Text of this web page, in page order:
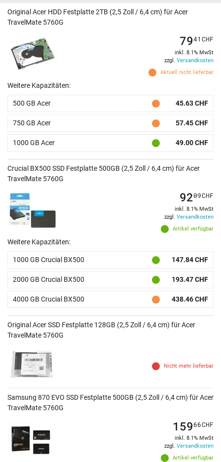
Original Acer HDD Festplatte 2TB (2,5 Zoll / 6,4 cm) für Acer
TravelMate 5760G
Aktuell nicht lieferbar
7941 CHF
inkl. 8.1% MwSt
zzgl. Versandkosten
Weitere Kapazitäten:
500 GB Acer 45.63 CHF
750 GB Acer 57.45 CHF
1000 GB Acer 49.00 CHF
Crucial BX500 SSD Festplatte 500GB (2,5 Zoll / 6,4 cm) für Acer
TravelMate 5760G
Artikel verfügbar
9209CHF
inkl. 8.1% MwSt
zzgl. Versandkosten
Weitere Kapazitäten:
1000 GB Crucial BX500 147.84 CHF
2000 GB Crucial BX500 193.47 CHF
4000 GB Crucial BX500 438.46 CHF
Original Acer SSD Festplatte 128GB (2,5 Zoll / 6,4 cm) für Acer
TravelMate 5760G
Nicht mehr lieferbar
Samsung 870 EVO SSD Festplatte 500GB (2,5 Zoll / 6,4 cm) für Acer
TravelMate 5760G
Artikel verfügbar
15966CHF
inkl. 8.1% MwSt
zzgl. Versandkosten